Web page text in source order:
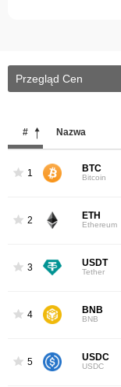
Przegląd Cen
# Nazwa
1 BTC
Bitcoin
2 ETH
Ethereum
3 USDT
Tether
4 BNB
BNB
5 USDC
USDC